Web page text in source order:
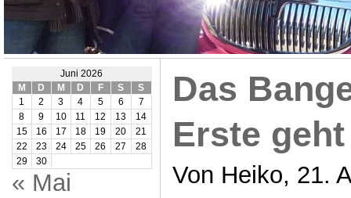
Juni 2026
M
D M D F S
S
1
2 3 4 5 6
7
8
9 10 11 12 13
14
15
16 17 18 19 20
21
22
23 24 25 26 27
28
29
30
« Mai
Das
Erste
Von Heiko, 21.